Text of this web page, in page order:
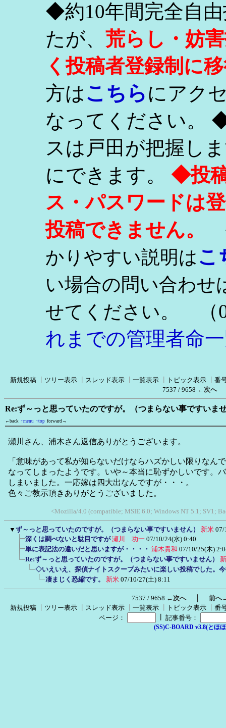
◆約10年間完全自
たが、 荒らし・妨
く投稿者登録制に
方はこちらにアク
なってください。
スは戸田が把握し
にできます。 ◆投
ス・パスワードは
投稿できません。
かりやすい説明はこ
い場合の問い合わせ
せてください。
（
れまでの管理者命
新規投稿 ツリー表示 スレッド表示 一覧表示 トピック表示
番
7537 / 9658 ←次へ
Re:ず～っと思っていたのですが。（つまらない事ですいま
←back ↑menu ↑top forward→
瀬川さん、浦木さん返信ありがとうございます。
「意味があって私が知らないだけならハズかしい限りなん
なってしまったようです。いや～本当に恥ずかしいです。
しまいました。一応嫁は四大出なんですが・・・。
色々ご教示頂きありがとうございました。
<Mozilla/4.0 (compatible; MSIE 6.0; Windows NT 5.1; SV1;
▼ ず～っと思っていたのですが。（つまらない事ですいません） 新米 07/
深くは調べないと駄目ですが 瀬川 功一 07/10/24(水) 0:40
単に表記法の違いだと思いますが・・・・ 浦木貴和 07/10/25(木)
Re:ず～っと思っていたのですが。（つまらない事ですいません）
◇いえいえ、探偵ナイトスクープみたいに楽しい投稿でした。
凄まじく恐縮です。
新米 07/10/27(土) 8:11
7537 / 9658 ←次へ｜ 前へ
新規投稿
ツリー表示 スレッド表示 一覧表示 トピック表示
番
ページ：
記事番号：
(SS)C-BOARD v3.8(とほ